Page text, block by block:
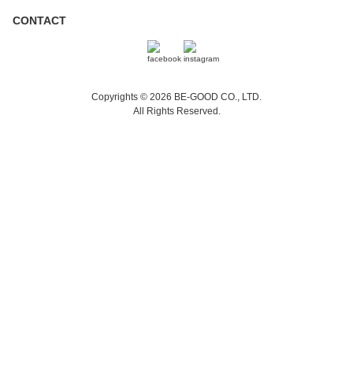
CONTACT
Copyrights © 2026 BE-GOOD CO., LTD.
All Rights Reserved.